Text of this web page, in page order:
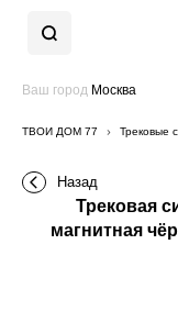
Ваш город Москва
ТВОЙ ДОМ 77 Трековые
Назад
Трековая
магнитная